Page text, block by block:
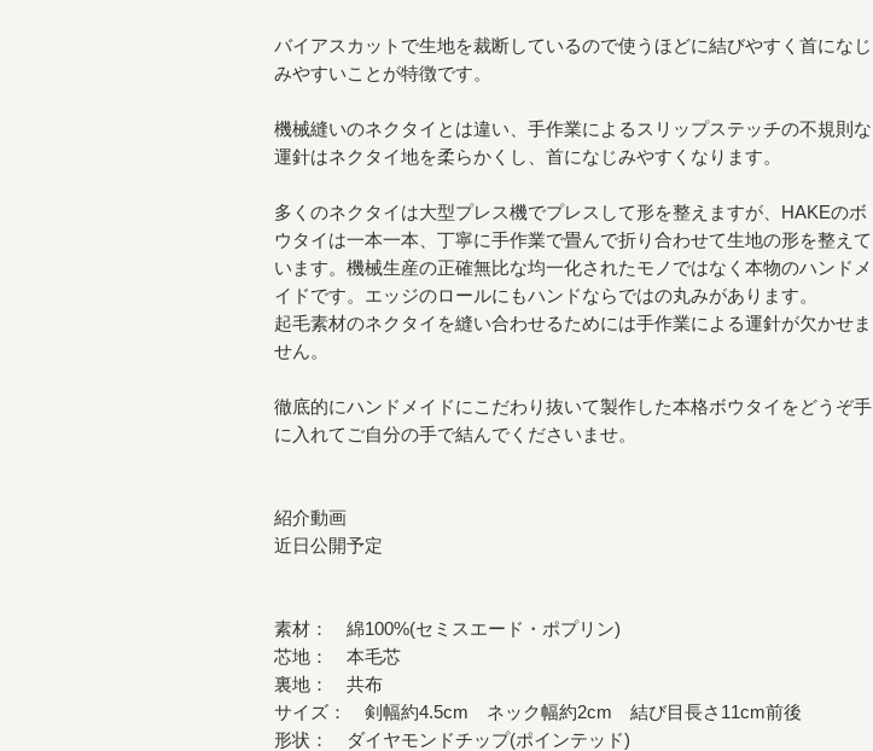
バイアスカットで生地を裁断しているので使うほどに結びやすく首になじ
みやすいことが特徴です。
機械縫いのネクタイとは違い、手作業によるスリップステッチの不規則な
運針はネクタイ地を柔らかくし、首になじみやすくなります。
多くのネクタイは大型プレス機でプレスして形を整えますが、HAKEのボ
ウタイは一本一本、丁寧に手作業で畳んで折り合わせて生地の形を整えて
います。機械生産の正確無比な均一化されたモノではなく本物のハンドメ
イドです。エッジのロールにもハンドならではの丸みがあります。
起毛素材のネクタイを縫い合わせるためには手作業による運針が欠かせま
せん。
徹底的にハンドメイドにこだわり抜いて製作した本格ボウタイをどうぞ手
に入れてご自分の手で結んでくださいませ。
紹介動画
近日公開予定
素材： 綿100%(セミスエード・ポプリン)
芯地： 本毛芯
裏地： 共布
サイズ： 剣幅約4.5cm ネック幅約2cm 結び目長さ11cm前後
形状： ダイヤモンドチップ(ポインテッド)